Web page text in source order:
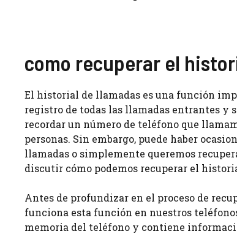
como recuperar el
El historial de llamadas es una función
registro de todas las llamadas entrantes y
recordar un número de teléfono que
personas. Sin embargo, puede haber
llamadas o simplemente queremos
discutir cómo podemos recuperar el
Antes de profundizar en el proceso de
funciona esta función en nuestros
memoria del teléfono y contiene